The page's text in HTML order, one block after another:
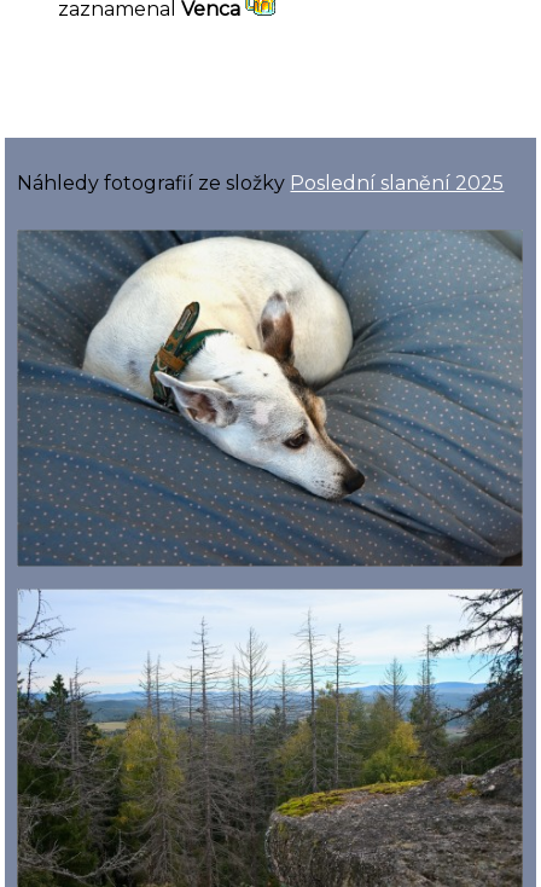
zaznamenalVenca
Náhledy fotografií ze složky Poslední slanění 2025